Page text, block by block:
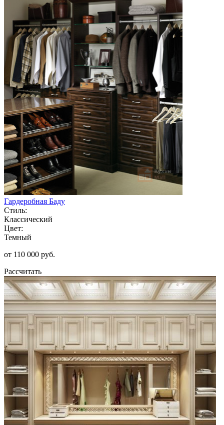
Гардеробная Баду
Стиль:
Классический
Цвет:
Темный
от 110 000 руб.
Рассчитать